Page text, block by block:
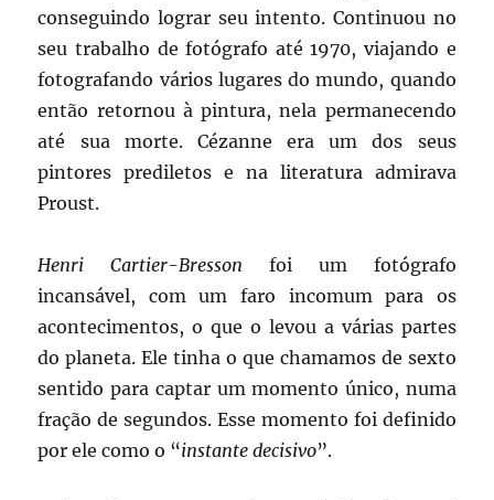
conseguindo lograr seu intento. Continuou no
seu trabalho de fotógrafo até 1970, viajando e
fotografando vários lugares do mundo, quando
então retornou à pintura, nela permanecendo
até sua morte. Cézanne era um dos seus
pintores prediletos e na literatura admirava
Proust.
Henri Cartier-Bresson foi um fotógrafo
incansável, com um faro incomum para os
acontecimentos, o que o levou a várias partes
do planeta. Ele tinha o que chamamos de sexto
sentido para captar um momento único, numa
fração de segundos. Esse momento foi definido
por ele como o “instante decisivo”.